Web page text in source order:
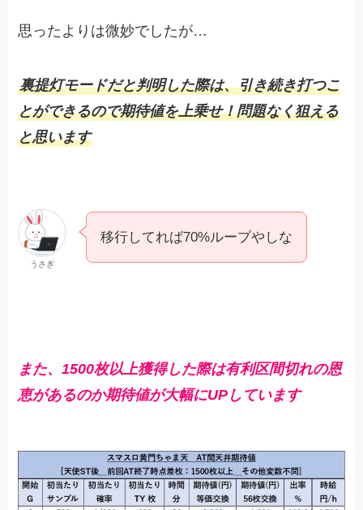
思ったよりは微妙でしたが…
裏提灯モードだと判明した際は、引き続き打つこ
とができるので期待値を上乗せ！問題なく狙える
と思います
うさぎ
移行してれば70%ループやしな
また、1500枚以上獲得した際は有利区間切れの恩
恵があるのか期待値が大幅にUPしています